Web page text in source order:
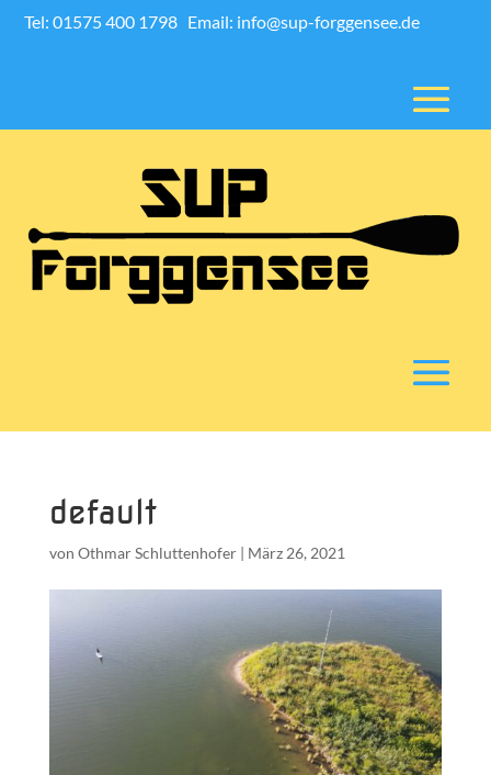
Tel: 01575 400 1798 Email: info@sup-forggensee.de
default
von Othmar Schluttenhofer| März 26, 2021